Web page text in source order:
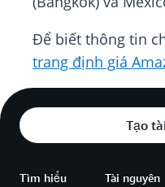
Để biết thông tin
trang định giá
Tạo
Tìm hiểu Tài nguyên